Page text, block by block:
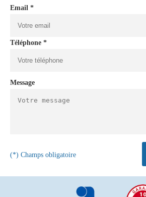
Email *
Téléphone *
Message
(*) Champs obligatoire